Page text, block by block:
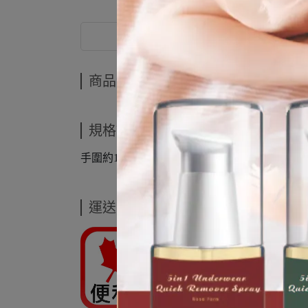
商品介紹
商品介紹
規格說明
手圍約16CM+
運送方式